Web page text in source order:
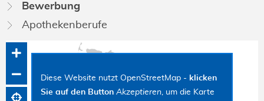
Bewerbung
Apothekenberufe
Diese Website nutzt OpenStreetMap - klicken
Sie auf den ButtonAkzeptieren, um die Karte